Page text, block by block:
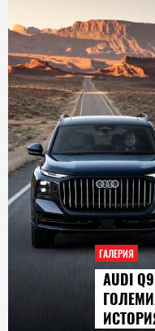
ГАЛЕРИЯ
AUDI